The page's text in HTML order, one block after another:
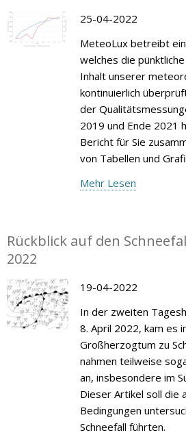
25-04-2022
MeteoLux betreibt
welches die
Inhalt unserer
kontinuierlich
der
2019 und Ende 2021
Bericht für Sie
von Tabellen und
Mehr Lesen
Rückblick auf den
2022
19-04-2022
In der zweiten
8. April 2022, kam es
Großherzogtum zu
nahmen teilweise
an, insbesondere im
Dieser Artikel soll die
Bedingungen
Schneefall führten.